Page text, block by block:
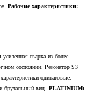
Рабочие характеристики:
усиленная сварка из более
состоянии. Резонатор S3
одинаковые.
брутальный вид. PLATINIUM: